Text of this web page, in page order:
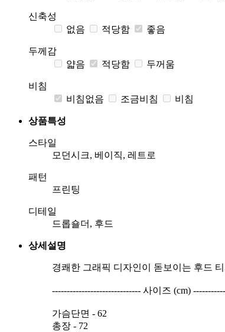
신축성
없음
적당함 좋음
두께감
얇음
적당함 두꺼움
비침
비침없음
조금비침 비침
상품특성
스타일
모던시크, 베이직, 레트로
패턴
프린팅
디테일
드롭숄더, 후드
상세설명
경쾌한 그래픽 디자인이 돋보이는 후드
------------------------------ 사이즈 (cm)
가슴단면 - 62
총장 - 72